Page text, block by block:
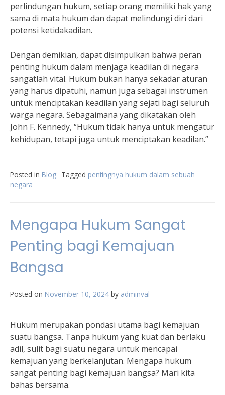
perlindungan hukum, setiap orang memiliki hak yang
sama di mata hukum dan dapat melindungi diri dari
potensi ketidakadilan.
Dengan demikian, dapat disimpulkan bahwa peran
penting hukum dalam menjaga keadilan di negara
sangatlah vital. Hukum bukan hanya sekadar aturan
yang harus dipatuhi, namun juga sebagai instrumen
untuk menciptakan keadilan yang sejati bagi seluruh
warga negara. Sebagaimana yang dikatakan oleh
John F. Kennedy, “Hukum tidak hanya untuk mengatur
kehidupan, tetapi juga untuk menciptakan keadilan.”
Posted in Blog Tagged pentingnya hukum dalam sebuah
negara
Mengapa Hukum Sangat
Penting bagi Kemajuan
Bangsa
Posted on November 10, 2024 by adminval
Hukum merupakan pondasi utama bagi kemajuan
suatu bangsa. Tanpa hukum yang kuat dan berlaku
adil, sulit bagi suatu negara untuk mencapai
kemajuan yang berkelanjutan. Mengapa hukum
sangat penting bagi kemajuan bangsa? Mari kita
bahas bersama.